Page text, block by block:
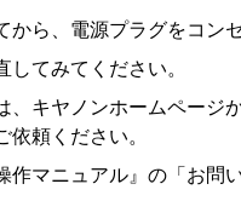
から、電源プラグをコン
てみてください。
、キヤノンホームページ
頼ください。
作マニュアル 』の「お問